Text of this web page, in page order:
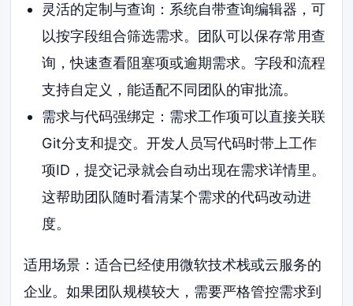
灵活的定制与查询：系统自带查询编辑器，可
以按字段组合筛选需求。团队可以保存常用查
询，快速查看阻塞项或逾期需求。字段和流程
支持自定义，能适配不同团队的审批流。
需求与代码强绑定：需求工作项可以直接关联
Git分支和提交。开发人员写代码时带上工作
项ID，提交记录就会自动出现在需求详情里。
这帮助团队随时看清某个需求的代码改动进
度。
适用场景：适合已经使用微软技术栈或云服务的
企业。如果团队规模较大，需要严格管控需求到